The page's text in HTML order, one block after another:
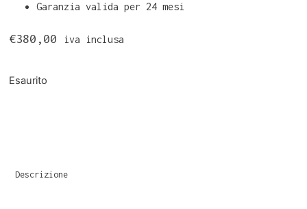
Garanzia valida per 24 mesi
€380,00 iva inclusa
Esaurito
Descrizione